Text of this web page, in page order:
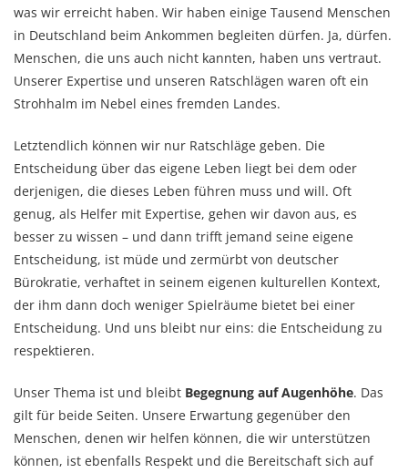
was wir erreicht haben. Wir haben einige Tausend Menschen
in Deutschland beim Ankommen begleiten dürfen. Ja, dürfen.
Menschen, die uns auch nicht kannten, haben uns vertraut.
Unserer Expertise und unseren Ratschlägen waren oft ein
Strohhalm im Nebel eines fremden Landes.
Letztendlich können wir nur Ratschläge geben. Die
Entscheidung über das eigene Leben liegt bei dem oder
derjenigen, die dieses Leben führen muss und will. Oft
genug, als Helfer mit Expertise, gehen wir davon aus, es
besser zu wissen – und dann trifft jemand seine eigene
Entscheidung, ist müde und zermürbt von deutscher
Bürokratie, verhaftet in seinem eigenen kulturellen Kontext,
der ihm dann doch weniger Spielräume bietet bei einer
Entscheidung. Und uns bleibt nur eins: die Entscheidung zu
respektieren.
Unser Thema ist und bleibt Begegnung auf Augenhöhe. Das
gilt für beide Seiten. Unsere Erwartung gegenüber den
Menschen, denen wir helfen können, die wir unterstützen
können, ist ebenfalls Respekt und die Bereitschaft sich auf